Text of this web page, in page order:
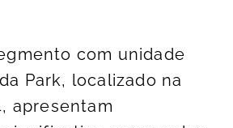
com unidade
Park, localizado na
apresentam